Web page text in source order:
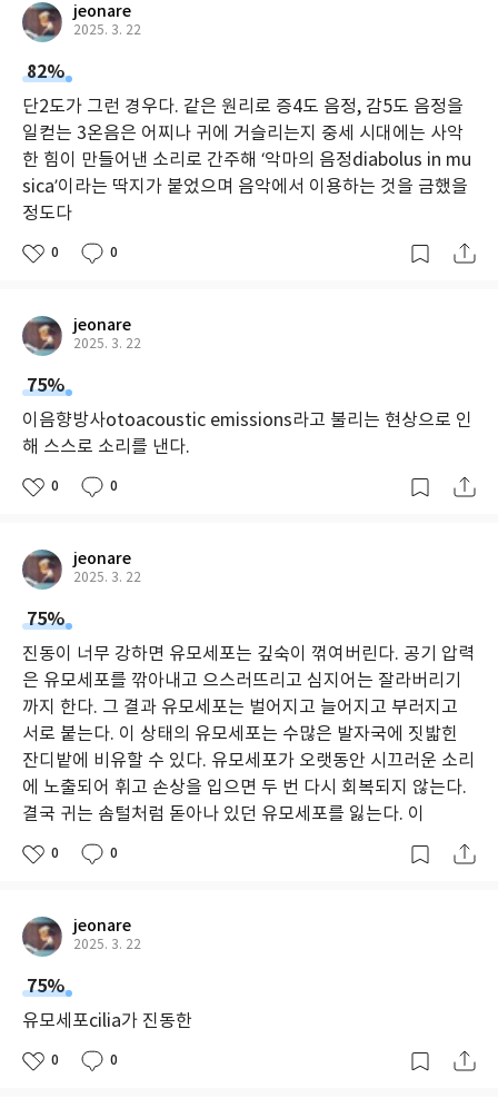
jeonare
2025. 3. 22
82%
단2도가 그런 경우다. 같은 원리로 증4도 음정, 감5도 음정을
일컫는 3온음은 어찌나 귀에 거슬리는지 중세 시대에는 사악
한 힘이 만들어낸 소리로 간주해 ‘악마의 음정diabolus in mu
sica’이라는 딱지가 붙었으며 음악에서 이용하는 것을 금했을
정도다
0 0
jeonare
2025. 3. 22
75%
이음향방사otoacoustic emissions라고 불리는 현상으로 인
해 스스로 소리를 낸다.
0 0
jeonare
2025. 3. 22
75%
진동이 너무 강하면 유모세포는 깊숙이 꺾여버린다. 공기 압력
은 유모세포를 깎아내고 으스러뜨리고 심지어는 잘라버리기
까지 한다. 그 결과 유모세포는 벌어지고 늘어지고 부러지고
서로 붙는다. 이 상태의 유모세포는 수많은 발자국에 짓밟힌
잔디밭에 비유할 수 있다. 유모세포가 오랫동안 시끄러운 소리
에 노출되어 휘고 손상을 입으면 두 번 다시 회복되지 않는다.
결국 귀는 솜털처럼 돋아나 있던 유모세포를 잃는다. 이
0 0
jeonare
2025. 3. 22
75%
유모세포cilia가 진동한
0 0